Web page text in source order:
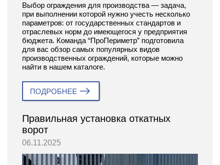
Выбор ограждения для производства — задача,
при выполнении которой нужно учесть несколько
параметров: от государственных стандартов и
отраслевых норм до имеющегося у предприятия
бюджета. Команда “ПроПериметр” подготовила
для вас обзор самых популярных видов
производственных ограждений, которые можно
найти в нашем каталоге.
ПОДРОБНЕЕ
Правильная установка откатных
ворот
06.11.2025